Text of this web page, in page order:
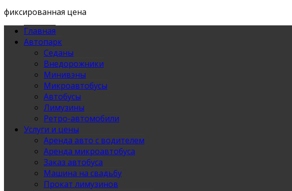
фиксированная цена
Главная
Автопарк
Седаны
Внедорожники
Минивэны
Микроавтобусы
Автобусы
Лимузины
Ретро-автомобили
Услуги и цены
Аренда авто с водителем
Аренда микроавтобуса
Заказ автобуса
Машина на свадьбу
Прокат лимузинов